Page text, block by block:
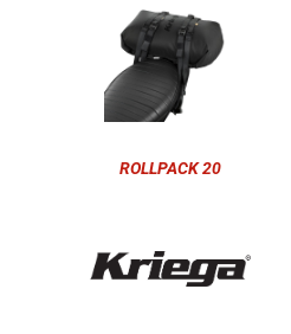
ROLLPACK 20